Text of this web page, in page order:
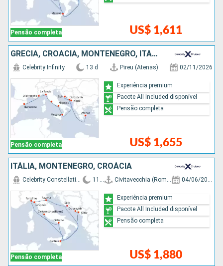
Pensão completa US$ 1,611
GRÉCIA, CROÁCIA, MONTENEGRO, ITÁLIA, FRANCIA, ESPANHA
Pensão completa
Celebrity Infinity 13 d Pireu (Atenas) 02/11/2026
US$ 1,655
Experiência premium
Pacote All Included disponível
Pensão completa
ITÁLIA, MONTENEGRO, CROÁCIA
Pensão completa
Celebrity Constellation 11 d Civitavecchia (Roma) 04/06/2027
US$ 1,880
Experiência premium
Pacote All Included disponível
Pensão completa